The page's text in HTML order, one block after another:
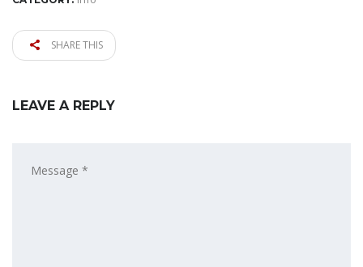
SHARE THIS
LEAVE A REPLY